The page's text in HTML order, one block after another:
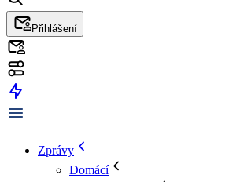
Přihlášení
Zprávy
Domácí